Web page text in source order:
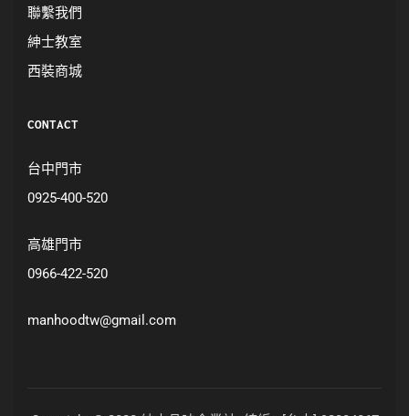
聯繫我們
紳士教室
西裝商城
CONTACT
台中門市
0925-400-520
高雄門市
0966-422-520
manhoodtw@gmail.com